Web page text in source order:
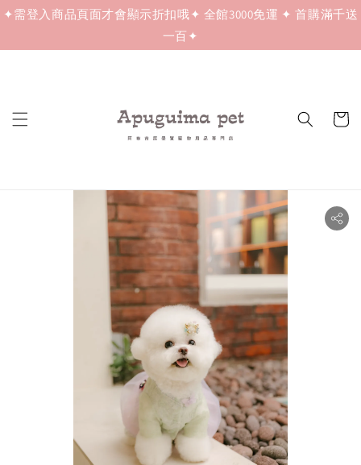
✦需登入商品頁面才會顯示折扣哦✦ 全館3000免運 ✦ 首購滿千送
一百✦